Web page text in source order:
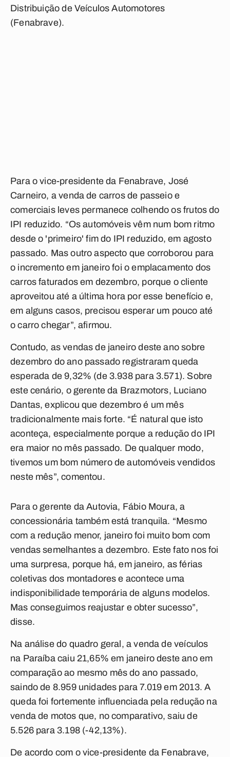
Distribuição de Veículos Automotores
(Fenabrave).
Para o vice-presidente da Fenabrave, José
Carneiro, a venda de carros de passeio e
comerciais leves permanece colhendo os frutos do
IPI reduzido. “Os automóveis vêm num bom ritmo
desde o 'primeiro' fim do IPI reduzido, em agosto
passado. Mas outro aspecto que corroborou para
o incremento em janeiro foi o emplacamento dos
carros faturados em dezembro, porque o cliente
aproveitou até a última hora por esse benefício e,
em alguns casos, precisou esperar um pouco até
o carro chegar”, afirmou.
Contudo, as vendas de janeiro deste ano sobre
dezembro do ano passado registraram queda
esperada de 9,32% (de 3.938 para 3.571). Sobre
este cenário, o gerente da Brazmotors, Luciano
Dantas, explicou que dezembro é um mês
tradicionalmente mais forte. “É natural que isto
aconteça, especialmente porque a redução do IPI
era maior no mês passado. De qualquer modo,
tivemos um bom número de automóveis vendidos
neste mês”, comentou.
Para o gerente da Autovia, Fábio Moura, a
concessionária também está tranquila. “Mesmo
com a redução menor, janeiro foi muito bom com
vendas semelhantes a dezembro. Este fato nos foi
uma surpresa, porque há, em janeiro, as férias
coletivas dos montadores e acontece uma
indisponibilidade temporária de alguns modelos.
Mas conseguimos reajustar e obter sucesso”,
disse.
Na análise do quadro geral, a venda de veículos
na Paraíba caiu 21,65% em janeiro deste ano em
comparação ao mesmo mês do ano passado,
saindo de 8.959 unidades para 7.019 em 2013. A
queda foi fortemente influenciada pela redução na
venda de motos que, no comparativo, saiu de
5.526 para 3.198 (-42,13%).
De acordo com o vice-presidente da Fenabrave,